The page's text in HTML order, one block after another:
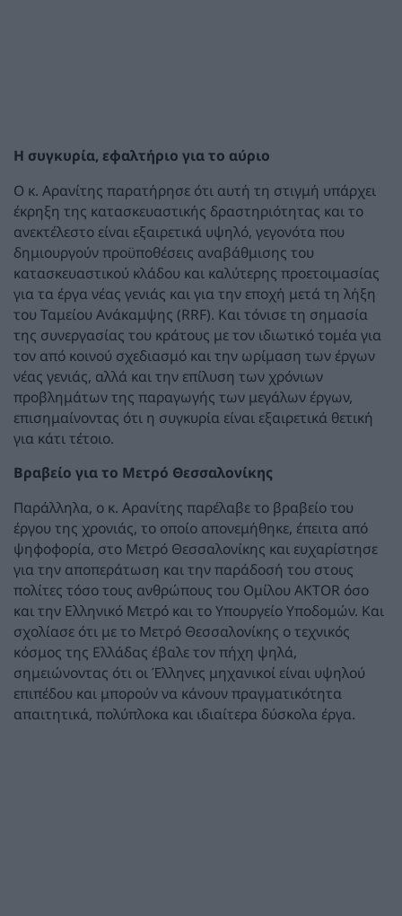
Η συγκυρία, εφαλτήριο για το αύριο
Ο κ. Αρανίτης παρατήρησε ότι αυτή τη στιγμή υπάρχει
έκρηξη της κατασκευαστικής δραστηριότητας και το
ανεκτέλεστο είναι εξαιρετικά υψηλό, γεγονότα που
δημιουργούν προϋποθέσεις αναβάθμισης του
κατασκευαστικού κλάδου και καλύτερης προετοιμασίας
για τα έργα νέας γενιάς και για την εποχή μετά τη λήξη
του Ταμείου Ανάκαμψης (RRF). Και τόνισε τη σημασία
της συνεργασίας του κράτους με τον ιδιωτικό τομέα για
τον από κοινού σχεδιασμό και την ωρίμαση των έργων
νέας γενιάς, αλλά και την επίλυση των χρόνιων
προβλημάτων της παραγωγής των μεγάλων έργων,
επισημαίνοντας ότι η συγκυρία είναι εξαιρετικά θετική
για κάτι τέτοιο.
Βραβείο για το Μετρό Θεσσαλονίκης
Παράλληλα, ο κ. Αρανίτης παρέλαβε το βραβείο του
έργου της χρονιάς, το οποίο απονεμήθηκε, έπειτα από
ψηφοφορία, στο Μετρό Θεσσαλονίκης και ευχαρίστησε
για την αποπεράτωση και την παράδοσή του στους
πολίτες τόσο τους ανθρώπους του Ομίλου AKTOR όσο
και την Ελληνικό Μετρό και το Υπουργείο Υποδομών. Και
σχολίασε ότι με το Μετρό Θεσσαλονίκης ο τεχνικός
κόσμος της Ελλάδας έβαλε τον πήχη ψηλά,
σημειώνοντας ότι οι Έλληνες μηχανικοί είναι υψηλού
επιπέδου και μπορούν να κάνουν πραγματικότητα
απαιτητικά, πολύπλοκα και ιδιαίτερα δύσκολα έργα.